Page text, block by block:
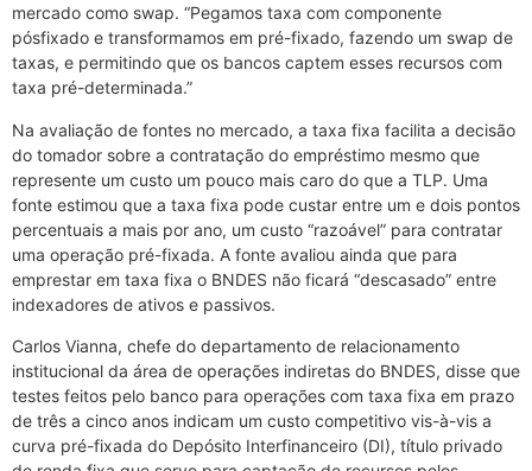
mercado como swap. “Pegamos taxa com componente
pósfixado e transformamos em pré-fixado, fazendo um swap de
taxas, e permitindo que os bancos captem esses recursos com
taxa pré-determinada.”
Na avaliação de fontes no mercado, a taxa fixa facilita a decisão
do tomador sobre a contratação do empréstimo mesmo que
represente um custo um pouco mais caro do que a TLP. Uma
fonte estimou que a taxa fixa pode custar entre um e dois pontos
percentuais a mais por ano, um custo “razoável” para contratar
uma operação pré-fixada. A fonte avaliou ainda que para
emprestar em taxa fixa o BNDES não ficará “descasado” entre
indexadores de ativos e passivos.
Carlos Vianna, chefe do departamento de relacionamento
institucional da área de operações indiretas do BNDES, disse que
testes feitos pelo banco para operações com taxa fixa em prazo
de três a cinco anos indicam um custo competitivo vis-à-vis a
curva pré-fixada do Depósito Interfinanceiro (DI), título privado